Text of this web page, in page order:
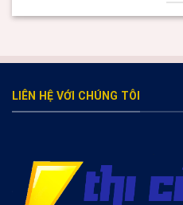
valor bet
Раскрутка и Продвижение
valor casino Argentina
LIÊN HỆ VỚI CHÚNG TÔI